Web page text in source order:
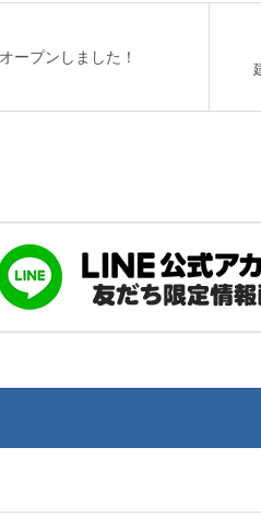
ープンしました！